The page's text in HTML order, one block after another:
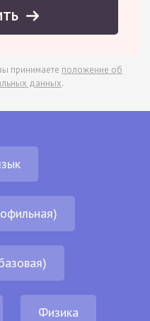
принимаете положение об
данных.
Физика